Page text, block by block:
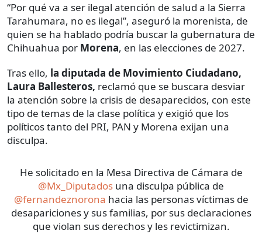
“Por qué va a ser ilegal atención de salud a la Sierra
Tarahumara, no es ilegal”, aseguró la morenista, de
quien se ha hablado podría buscar la gubernatura de
Chihuahua por Morena, en las elecciones de 2027.
Tras ello, la diputada de Movimiento Ciudadano,
Laura Ballesteros, reclamó que se buscara desviar
la atención sobre la crisis de desaparecidos, con este
tipo de temas de la clase política y exigió que los
políticos tanto del PRI, PAN y Morena exijan una
disculpa.
He solicitado en la Mesa Directiva de Cámara de
@Mx_Diputados una disculpa pública de
@fernandeznorona hacia las personas víctimas de
desapariciones y sus familias, por sus declaraciones
que violan sus derechos y les revictimizan.